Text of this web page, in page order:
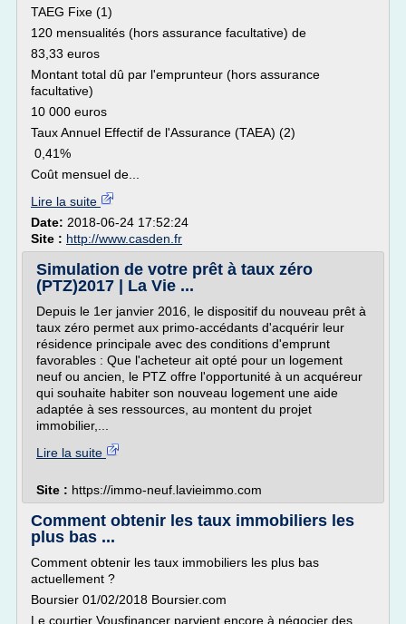
TAEG Fixe (1)
120 mensualités (hors assurance facultative) de
83,33 euros
Montant total dû par l'emprunteur (hors assurance
facultative)
10 000 euros
Taux Annuel Effectif de l'Assurance (TAEA) (2)
0,41%
Coût mensuel de...
Lire la suite
Date: 2018-06-24 17:52:24
Site : http://www.casden.fr
Simulation de votre prêt à taux zéro
(PTZ)2017 | La Vie ...
Depuis le 1er janvier 2016, le dispositif du nouveau prêt à
taux zéro permet aux primo-accédants d'acquérir leur
résidence principale avec des conditions d'emprunt
favorables : Que l'acheteur ait opté pour un logement
neuf ou ancien, le PTZ offre l'opportunité à un acquéreur
qui souhaite habiter son nouveau logement une aide
adaptée à ses ressources, au montent du projet
immobilier,...
Lire la suite
Site : https://immo-neuf.lavieimmo.com
Comment obtenir les taux immobiliers les
plus bas ...
Comment obtenir les taux immobiliers les plus bas
actuellement ?
Boursier 01/02/2018 Boursier.com
Le courtier Vousfinancer parvient encore à négocier des